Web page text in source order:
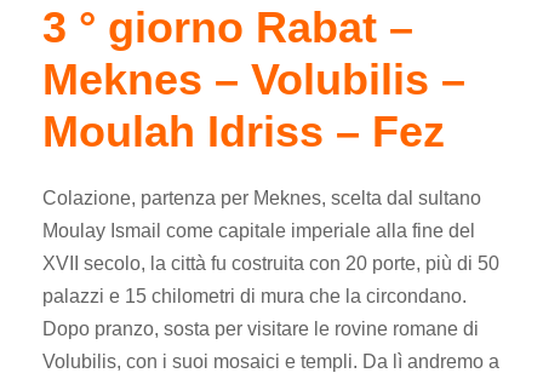
3 ° giorno Rabat –
Meknes – Volubilis –
Moulah Idriss – Fez
Colazione, partenza per Meknes, scelta dal sultano
Moulay Ismail come capitale imperiale alla fine del
XVII secolo, la città fu costruita con 20 porte, più di 50
palazzi e 15 chilometri di mura che la circondano.
Dopo pranzo, sosta per visitare le rovine romane di
Volubilis, con i suoi mosaici e templi. Da lì andremo a